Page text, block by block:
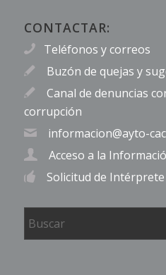
CONTACTAR:
Teléfonos y correos
Buzón de quejas y
Canal de denuncias
corrupción
informacion@ayto-
Acceso a la
Solicitud de